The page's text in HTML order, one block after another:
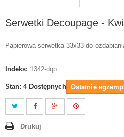
Serwetki Decoupage -
Papierowa serwetka 33x33 do
Indeks: 1342-dqp
Stan: 4 Dostępnych Ostatnie
Drukuj